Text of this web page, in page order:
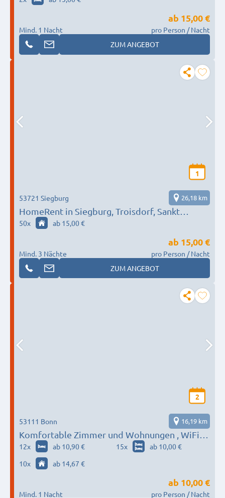
Mind. 1 Nacht
ab 15,00 €
pro Person / Nacht
ZUM ANGEBOT
1
HomeRent in Siegburg, Troisdorf, Sankt
Augustin, Niederkassel & weitere HR-52204-
53721 Siegburg 26,18 km
50x ab 15,00 €
Mind. 3 Nächte
ab 15,00 €
pro Person / Nacht
ZUM ANGEBOT
2
Komfortable Zimmer und Wohnungen , WiFi
eigene Küche Badezimmer
53111 Bonn 16,19 km
12x ab 10,90 € 15x
ab 10,00 €
10x ab 14,67 €
Mind. 1 Nacht
ab 10,00 €
pro Person / Nacht